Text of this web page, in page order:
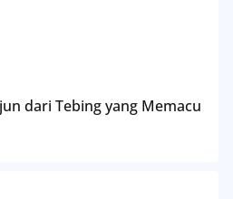
dari Tebing yang Memacu